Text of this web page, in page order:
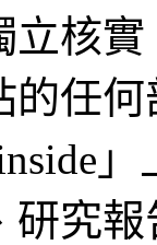
立核
的任
研究